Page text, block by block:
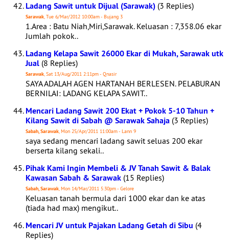
Ladang Sawit untuk Dijual (Sarawak) (3 Replies)
Sarawak, Tue 6/Mar/2012 10:00am - Bujang 3
1.Area : Batu Niah,Miri,Sarawak. Keluasan : 7,358.06 ekar
Jumlah pokok..
Ladang Kelapa Sawit 26000 Ekar di Mukah, Sarawak utk
Jual (8 Replies)
Sarawak, Sat 13/Aug/2011 2:11pm - Qnasir
SAYA ADALAH AGEN HARTANAH BERLESEN. PELABURAN
BERNILAI: LADANG KELAPA SAWIT..
Mencari Ladang Sawit 200 Ekat + Pokok 5-10 Tahun +
Kilang Sawit di Sabah @ Sarawak Sahaja (3 Replies)
Sabah, Sarawak, Mon 25/Apr/2011 11:00am - Lann 9
saya sedang mencari ladang sawit seluas 200 ekar
berserta kilang sekali..
Pihak Kami Ingin Membeli & JV Tanah Sawit & Balak
Kawasan Sabah & Sarawak (15 Replies)
Sabah, Sarawak, Mon 14/Mar/2011 5:30pm - Gelore
Keluasan tanah bermula dari 1000 ekar dan ke atas
(tiada had max) mengikut..
Mencari JV untuk Pajakan Ladang Getah di Sibu (4
Replies)